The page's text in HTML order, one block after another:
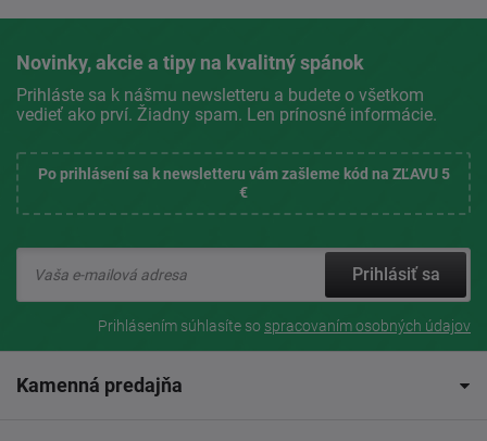
Novinky, akcie a tipy na kvalitný spánok
Prihláste sa k nášmu newsletteru a budete o všetkom
vedieť ako prví. Žiadny spam. Len prínosné informácie.
Po prihlásení sa k newsletteru vám zašleme kód na ZĽAVU 5
€
Prihlásiť sa
Prihlásením súhlasíte so spracovaním osobných údajov
Kamenná predajňa